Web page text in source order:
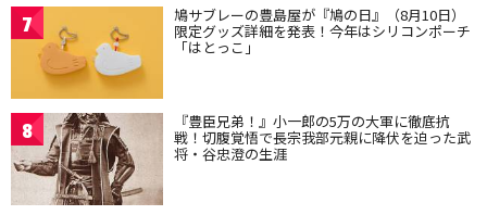
7 鳩サブレーの豊島屋が『鳩の日』（8月10日）
限定グッズ詳細を発表！今年はシリコンポーチ
「はとっこ」
8 『豊臣兄弟！』小一郎の5万の大軍に徹底抗
戦！切腹覚悟で長宗我部元親に降伏を迫った武
将・谷忠澄の生涯